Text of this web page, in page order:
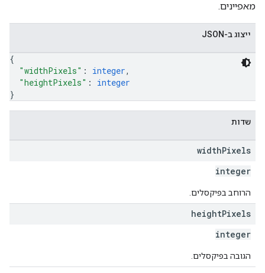
מאפיינים.
ייצוג ב-JSON
{
"widthPixels" : integer,
"heightPixels" : integer
}
שדות
widthPixels
integer
הרוחב בפיקסלים.
heightPixels
integer
הגובה בפיקסלים.